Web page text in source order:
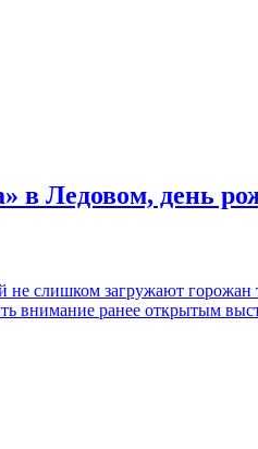
Ледовом, день
слишком загружают
внимание ранее открытым